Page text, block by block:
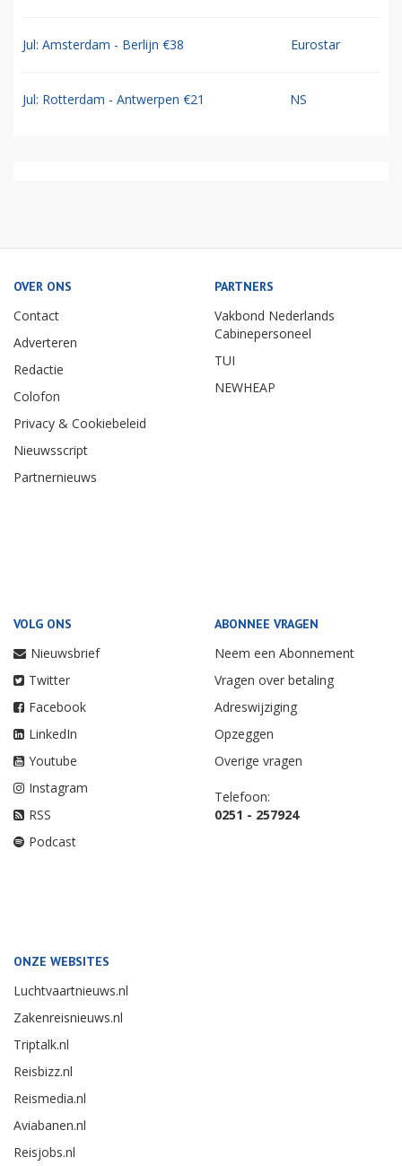
Jul: Amsterdam - Berlijn €38 Eurostar
Jul: Rotterdam - Antwerpen €21 NS
OVER ONS
Contact
Adverteren
Redactie
Colofon
Privacy & Cookiebeleid
Nieuwsscript
Partnernieuws
PARTNERS
Vakbond Nederlands
Cabinepersoneel
TUI
NEWHEAP
VOLG ONS
Nieuwsbrief
Twitter
Facebook
LinkedIn
Youtube
Instagram
RSS
Podcast
ABONNEE VRAGEN
Neem een Abonnement
Vragen over betaling
Adreswijziging
Opzeggen
Overige vragen
Telefoon:
0251 - 257924
ONZE WEBSITES
Luchtvaartnieuws.nl
Zakenreisnieuws.nl
Triptalk.nl
Reisbizz.nl
Reismedia.nl
Aviabanen.nl
Reisjobs.nl